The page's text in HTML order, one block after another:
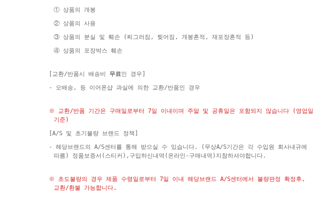
① 상품의 개봉
② 상품의 사용
③ 상품의 분실 및 훼손 (찌그러짐, 찢어짐, 개봉흔적, 재포장흔적 등)
④ 상품의 포장박스 훼손
[교환/반품시 배송비 무료인 경우]
- 오배송, 등 이어폰샵 과실에 의한 교환/반품인 경우
※ 교환/반품 기간은 구매일로부터 7일 이내이며 주말 및 공휴일은 포함되지 않습니다 (영업일
기준)
[A/S 및 초기불량 브랜드 정책]
- 해당브랜드의 A/S센터를 통해 받으실 수 있습니다. (무상A/S기간은 각 수입원 회사내규에
따름) 정품보증서(스티커),구입하신내역(온라인-구매내역)지참하셔야합니다.
※ 초도불량의 경우 제품 수령일로부터 7일 이내 해당브랜드 A/S센터에서 불량판정 확정후,
교환/환불 가능합니다.